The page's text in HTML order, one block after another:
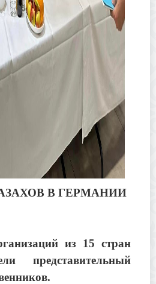
В ГЕРМАНИИ
из 15 стран
представительный